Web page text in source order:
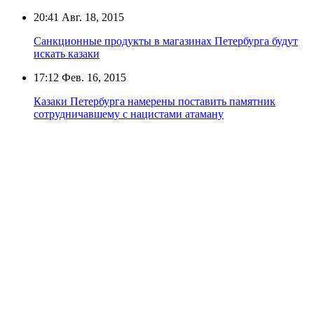
20:41 Авг. 18, 2015
Санкционные продукты в магазинах Петербурга будут
искать казаки
17:12 Фев. 16, 2015
Казаки Петербурга намерены поставить памятник
сотрудничавшему с нацистами атаману